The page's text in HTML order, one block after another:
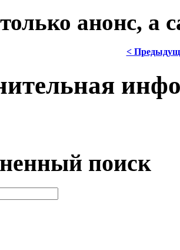
анонс, а
<
поиск